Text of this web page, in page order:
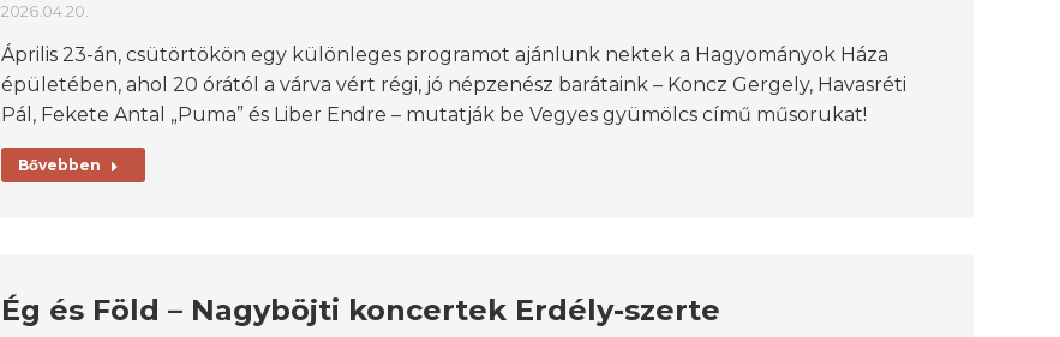
2026.04.20.
Április 23-án, csütörtökön egy különleges programot ajánlunk nektek a Hagyományok Háza
épületében, ahol 20 órától a várva vért régi, jó népzenész barátaink – Koncz Gergely, Havasréti
Pál, Fekete Antal „Puma” és Liber Endre – mutatják be Vegyes gyümölcs című műsorukat!
Bővebben
Ég és Föld – Nagyböjti koncertek Erdély-szerte